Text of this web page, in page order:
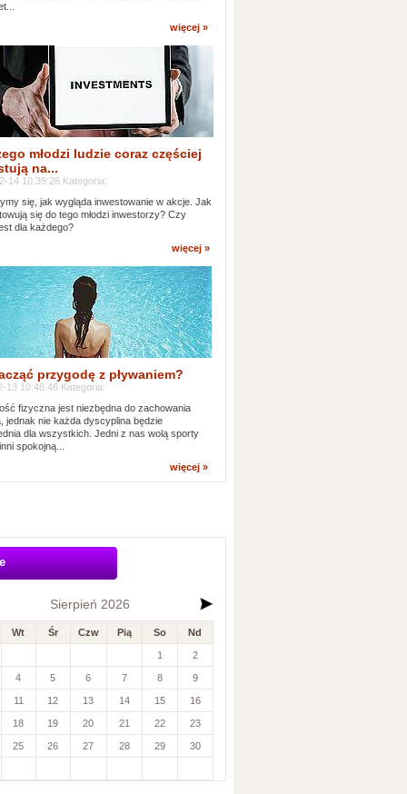
więcej »
młodzi ludzie coraz częściej
na...
14 10:39:26 Kategoria:
się, jak wygląda inwestowanie w akcje. Jak
się do tego młodzi inwestorzy? Czy
dla każdego?
więcej »
przygodę z pływaniem?
13 10:48:46 Kategoria:
fizyczna jest niezbędna do zachowania
jednak nie każda dyscyplina będzie
dla wszystkich. Jedni z nas wolą sporty
spokojną...
więcej »
Sierpień 2026
Wt Śr Czw Pią So Nd
1 2
4 5 6 7 8 9
11 12 13 14 15 16
18 19 20 21 22 23
25 26 27 28 29 30